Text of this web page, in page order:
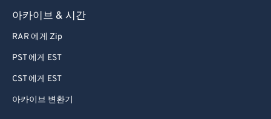
아카이브 & 시간
RAR 에게 Zip
PST 에게 EST
CST 에게 EST
아카이브 변환기